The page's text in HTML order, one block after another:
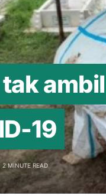
19
2 MINUTE READ